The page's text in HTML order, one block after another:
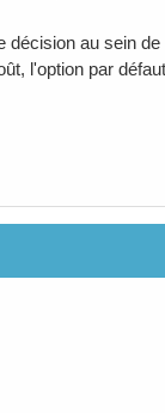
décision au sein
l'option par